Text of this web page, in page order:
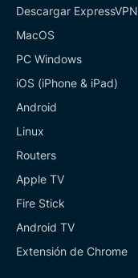
Descargar ExpressVPN
MacOS
PC Windows
iOS (iPhone & iPad)
Android
Linux
Routers
Apple TV
Fire Stick
Android TV
Extensión de Chrome